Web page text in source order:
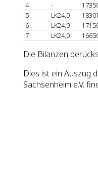
4
-
5
LK24,0
6
LK24,0
7
LK24,0
Die Bilanzen
Dies ist ein Auszug
Sachsenheim e.V.